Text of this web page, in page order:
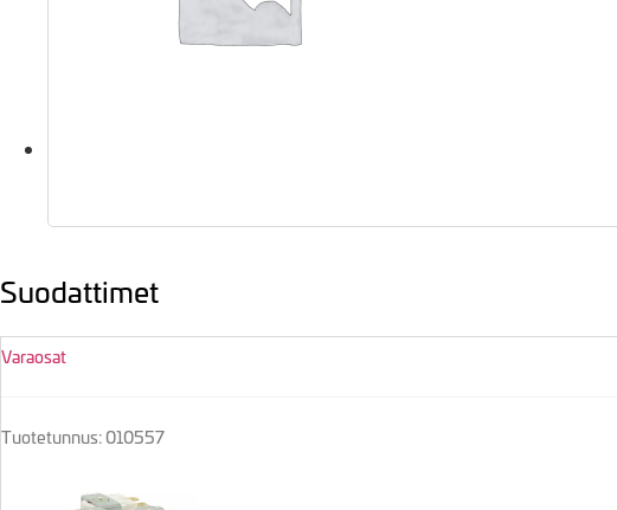
Suodattimet
Varaosat
Tuotetunnus: 010557